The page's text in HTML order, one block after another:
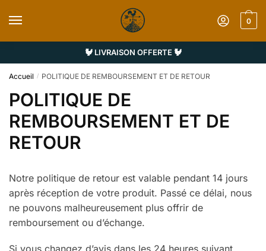
0
🐓 LIVRAISON OFFERTE 🐓
Accueil / POLITIQUE DE REMBOURSEMENT ET DE RETOUR
POLITIQUE DE
REMBOURSEMENT ET DE
RETOUR
Notre politique de retour est valable pendant 14 jours
après réception de votre produit. Passé ce délai, nous
ne pouvons malheureusement plus offrir de
remboursement ou d’échange.